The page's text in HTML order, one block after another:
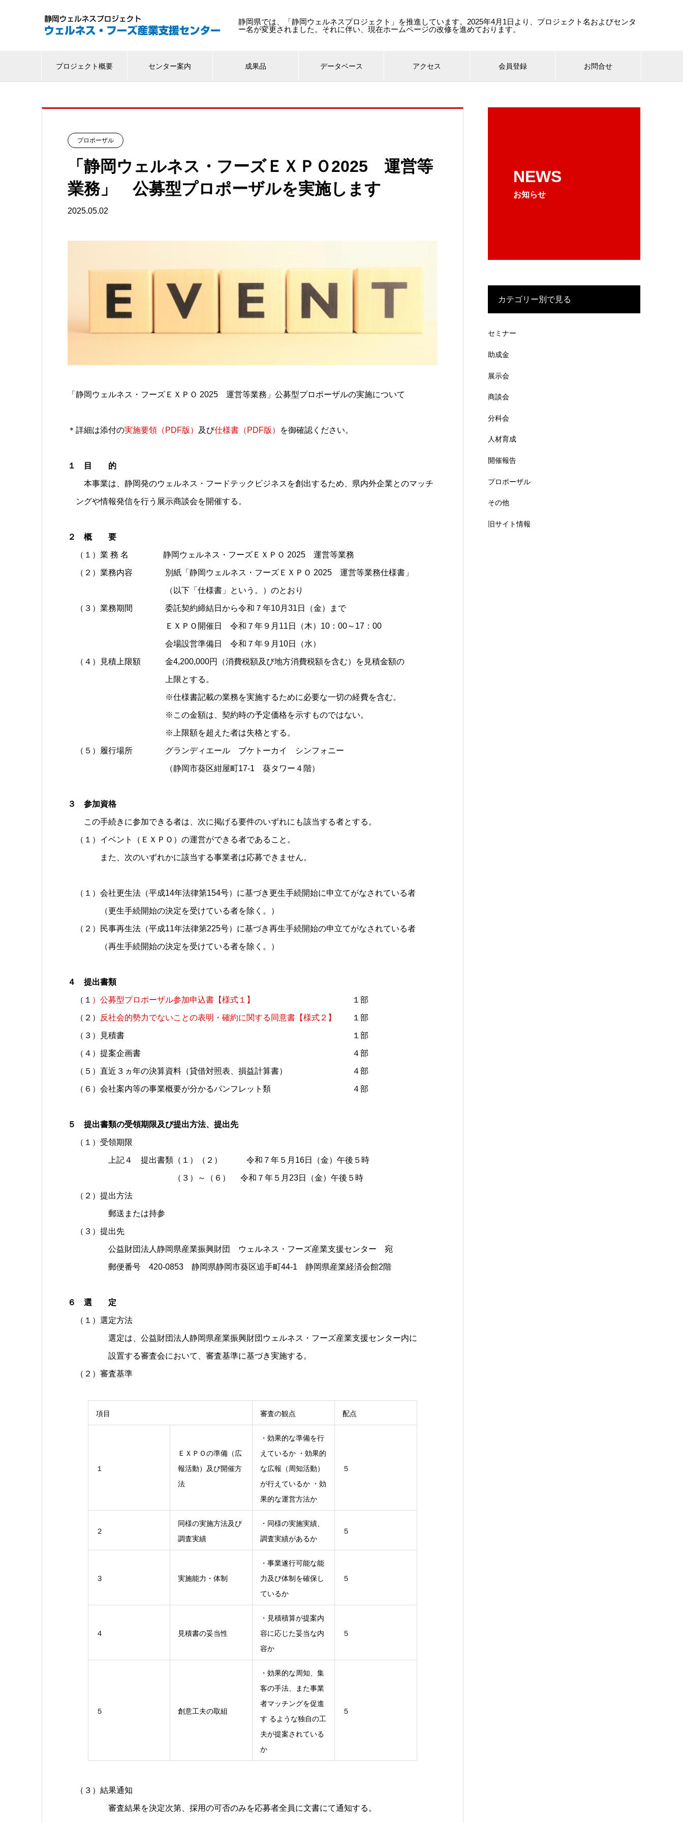
静岡県では、「静岡ウェルネスプロジェクト」を推進しています。2025年4月1日より、プロジェクト名およびセンタ
ー名が変更されました。それに伴い、現在ホームページの改修を進めております。
プロジェクト概要 センター案内 成果品 データベース アクセス 会員登録 お問合せ
NEWS
お知らせ
プロポーザル
「静岡ウェルネス・フーズＥＸＰＯ2025 運営等
業務」 公募型プロポーザルを実施します
2025.05.02
「静岡ウェルネス・フーズＥＸＰＯ 2025 運営等業務」公募型プロポーザルの実施について
＊詳細は添付の実施要領（PDF版） 及び仕様書（PDF版） を御確認ください。
１ 目 的
本事業は、静岡発のウェルネス・フードテックビジネスを創出するため、県内外企業とのマッチ
ングや情報発信を行う展示商談会を開催する。
２ 概 要
（１）業 務 名 静岡ウェルネス・フーズＥＸＰＯ 2025 運営等業務
（２）業務内容 別紙「静岡ウェルネス・フーズＥＸＰＯ 2025 運営等業務仕様書」
（以下「仕様書」という。）のとおり
（３）業務期間 委託契約締結日から令和７年10月31日（金）まで
ＥＸＰＯ開催日 令和７年９月11日（木）10：00～17：00
会場設営準備日 令和７年９月10日（水）
（４）見積上限額 金4,200,000円（消費税額及び地方消費税額を含む）を見積金額の
上限とする。
※仕様書記載の業務を実施するために必要な一切の経費を含む。
※この金額は、契約時の予定価格を示すものではない。
※上限額を超えた者は失格とする。
（５）履行場所 グランディエール ブケトーカイ シンフォニー
（静岡市葵区紺屋町17-1 葵タワー４階）
３ 参加資格
この手続きに参加できる者は、次に掲げる要件のいずれにも該当する者とする。
（１）イベント（ＥＸＰＯ）の運営ができる者であること。
また、次のいずれかに該当する事業者は応募できません。
（１）会社更生法（平成14年法律第154号）に基づき更生手続開始に申立てがなされている者
（更生手続開始の決定を受けている者を除く。）
（２）民事再生法（平成11年法律第225号）に基づき再生手続開始の申立てがなされている者
（再生手続開始の決定を受けている者を除く。）
４ 提出書類
（１ ）公募型プロポーザル参加申込書【様式１】 １部
（２） 反社会的勢力でないことの表明・確約に関する同意書【様式２】 １部
（３）見積書 １部
（４）提案企画書 ４部
（５）直近３ヵ年の決算資料（貸借対照表、損益計算書） ４部
（６）会社案内等の事業概要が分かるパンフレット類 ４部
５ 提出書類の受領期限及び提出方法、提出先
（１）受領期限
上記４ 提出書類（１）（２） 令和７年５月16日（金）午後５時
（３）～（６） 令和７年５月23日（金）午後５時
（２）提出方法
郵送または持参
（３）提出先
公益財団法人静岡県産業振興財団 ウェルネス・フーズ産業支援センター 宛
郵便番号 420-0853 静岡県静岡市葵区追手町44-1 静岡県産業経済会館2階
６ 選 定
（１）選定方法
選定は、公益財団法人静岡県産業振興財団ウェルネス・フーズ産業支援センター内に
設置する審査会において、審査基準に基づき実施する。
（２）審査基準
項目 審査の観点 配点
１
ＥＸＰＯの準備（広
報活動）及び開催方
法
・効果的な準備を行
えているか ・効果的
な広報（周知活動）
が行えているか ・効
果的な運営方法か
５
２
同様の実施方法及び
調査実績
・同様の実施実績、
調査実績があるか
５
３ 実施能力・体制
・事業遂行可能な能
力及び体制を確保し
ているか
５
４ 見積書の妥当性
・見積積算が提案内
容に応じた妥当な内
容か
５
５ 創意工夫の取組
・効果的な周知、集
客の手法、また事業
者マッチングを促進
す るような独自の工
夫が提案されている
か
５
（３）結果通知
審査結果を決定次第、採用の可否のみを応募者全員に文書にて通知する。
カテゴリー別で見る
セミナー
助成金
展示会
商談会
分科会
人材育成
開催報告
プロポーザル
その他
旧サイト情報